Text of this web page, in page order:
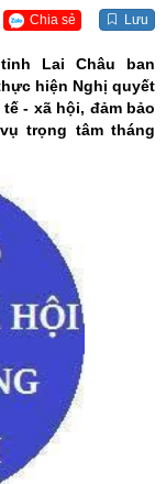
Chia sẻ Lưu
tỉnh Lai Châu ban
hiện Nghị quyết
- xã hội, đảm bảo
trọng tâm tháng